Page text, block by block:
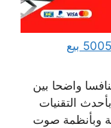
بيع تلفزيونات شاشات الكويت 50050623 بيع
واضحا بين
التقنيات
تصل 140و 150 بوصة وبأنظمة صوت